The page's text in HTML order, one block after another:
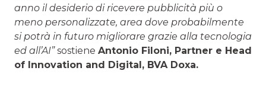
anno il desiderio di ricevere pubblicità più o
meno personalizzate, area dove probabilmente
si potrà in futuro migliorare grazie alla tecnologia
ed all’AI”sostiene Antonio Filoni, Partner e Head
of Innovation and Digital, BVA Doxa.